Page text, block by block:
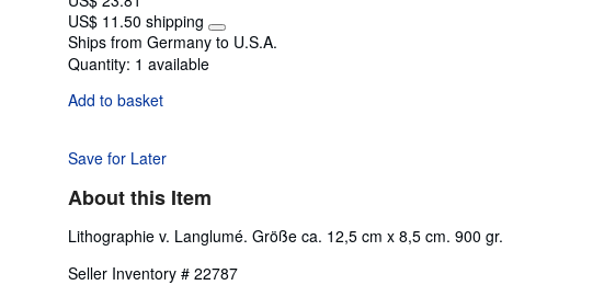
US$ 11.50 shipping
Learn
more
Ships from Germany to U.S.A.
Quantity: 1 available
Add to basket
Save for Later
About this Item
Lithographie v. Langlumé. Größe ca. 12,5 cm x 8,5 cm. 900 gr.
Seller Inventory # 22787